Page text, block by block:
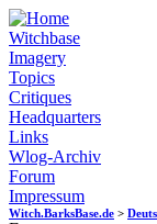
Witchbase
Imagery
Topics
Critiques
Headquarters
Links
Wlog-Archiv
Forum
Impressum
Witch.BarksBase.de >